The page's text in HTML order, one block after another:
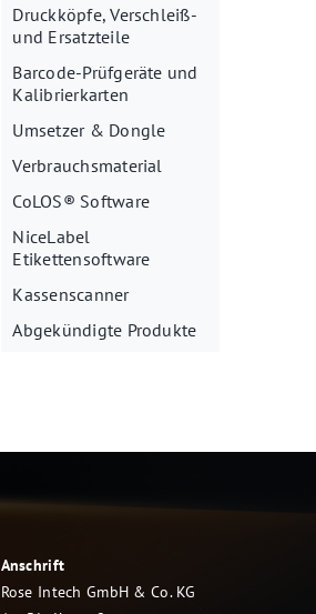
Druckköpfe, Verschleiß-
und Ersatzteile
Barcode-Prüfgeräte und
Kalibrierkarten
Umsetzer & Dongle
Verbrauchsmaterial
CoLOS® Software
NiceLabel
Etikettensoftware
Kassenscanner
Abgekündigte Produkte
Anschrift
Rose Intech GmbH & Co. KG